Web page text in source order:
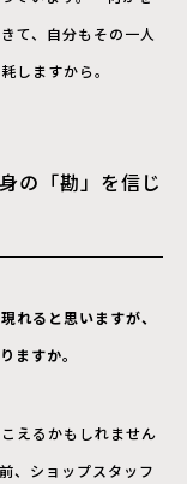
て、自分もその一人
しますから。
の「勘」を信じ
れると思いますが、
ますか。
えるかもしれません
、ショップスタッフ